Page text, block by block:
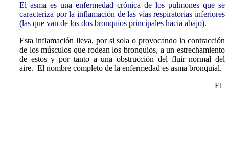
El asma es una enfermedad crónica de los pulmones que se
caracteriza por la inflamación de las vías respiratorias inferiores
(las que van de los dos bronquios principales hacia abajo).
Esta inflamación lleva, por si sola o provocando la contracción
de los músculos que rodean los bronquios, a un estrechamiento
de estos y por tanto a una obstrucción del fluir normal del
aire. El nombre completo de la enfermedad es asma bronquial.
El